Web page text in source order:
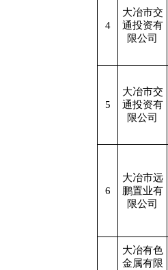
4
大冶市交
通投资有
限公司
5
大冶市交
通投资有
限公司
6
大冶市远
鹏置业有
限公司
大冶有色
金属有限